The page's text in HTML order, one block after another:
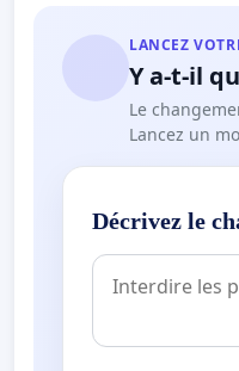
LANCEZ
Y a-t-il
Le
Lancez un
Décrivez le